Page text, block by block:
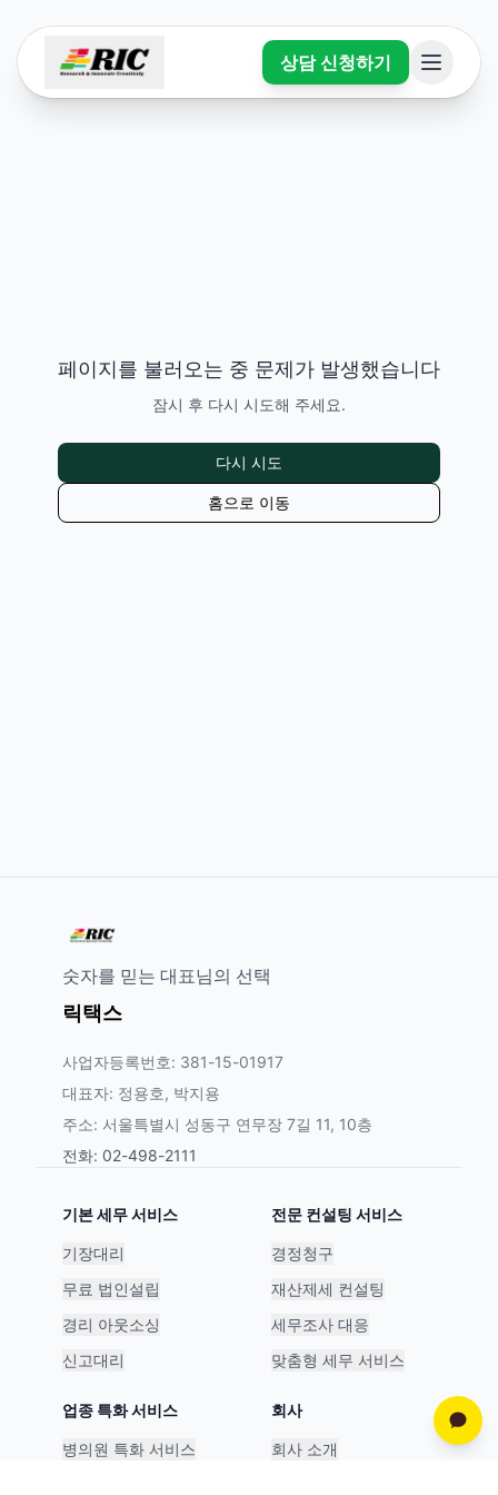
상담 신청하기
페이지를 불러오는 중 문제가 발생했습니다
잠시 후 다시 시도해 주세요.
다시 시도
홈으로 이동
숫자를 믿는 대표님의 선택
릭택스
사업자등록번호: 381-15-01917
대표자: 정용호, 박지용
주소: 서울특별시 성동구 연무장 7길 11, 10층
전화: 02-498-2111
기본 세무 서비스
기장대리
무료 법인설립
경리 아웃소싱
신고대리
전문 컨설팅 서비스
경정청구
재산제세 컨설팅
세무조사 대응
맞춤형 세무 서비스
업종 특화 서비스
병의원 특화 서비스
회사
회사 소개